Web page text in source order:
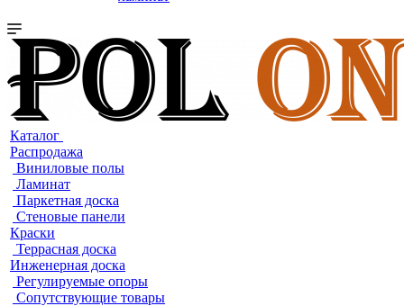
Каталог
Распродажа
Виниловые полы
Ламинат
Паркетная доска
Стеновые панели
Краски
Террасная доска
Инженерная доска
Регулируемые опоры
Сопутствующие товары